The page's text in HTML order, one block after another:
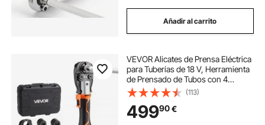
Añadir al carrito
VEVOR Alicates de Prensa Eléctrica
para Tuberías de 18 V, Herramienta
de Prensado de Tubos con 4
Mordazas TH16, TH20, TH26,
TH32 y 2 baterías de 2 Ah, para
Reparaciones, Instalaciones de
Fontanería
(113)
49990€